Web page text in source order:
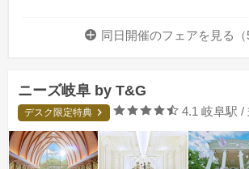
同日開催のフェアを 見る（
ニーズ岐阜 by T&G
デスク限定特典 口コミ評価
4.1 岐阜駅 /